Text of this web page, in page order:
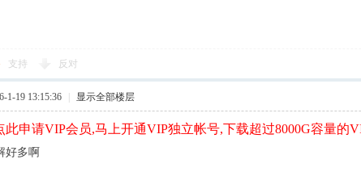
支持 反对
1-19 13:15:36 显示全部楼层
申请VIP会员,马上开通VIP独立帐号,下载超过8000G容量
好多啊